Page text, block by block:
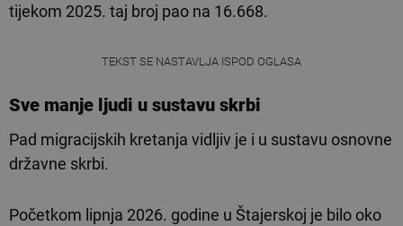
tijekom 2025. taj broj pao na 16.668.
TEKST SE NASTAVLJA ISPOD OGLASA
Sve manje ljudi u sustavu skrbi
Pad migracijskih kretanja vidljiv je i u sustavu osnovne
državne skrbi.
Početkom lipnja 2026. godine u Štajerskoj je bilo oko